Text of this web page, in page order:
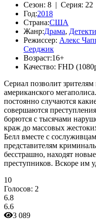
Сезон: 8 | Серия: 22
Год:2018
Страна:США
Жанр:Драма,
Режиссер: Алекс
Серджик
Возраст:16+
Качество: FHD
Сериал позволит зрителям
американского
постоянно случаются
совершаются
борются с тысячами
краж до массовых
Белл вместе с
представителям
бесстрашно, находят
преступников. Вскоре им
10
Голосов: 2
6.8
6.6
3 089